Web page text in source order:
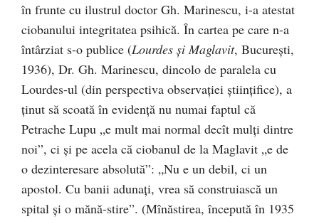
în frunte cu ilustrul doctor Gh. Marinescu, i-a atestat
ciobanului integritatea psihică. În cartea pe care n-a
întârziat s-o publice (Lourdes şi Maglavit, Bucureşti,
1936), Dr. Gh. Marinescu, dincolo de paralela cu
Lourdes-ul (din perspectiva observaţiei ştiinţifice), a
ţinut să scoată în evidenţă nu numai faptul că
Petrache Lupu „e mult mai normal decît mulţi dintre
noi”, ci şi pe acela că ciobanul de la Maglavit „e de
o dezinteresare absolută”: „Nu e un debil, ci un
apostol. Cu banii adunaţi, vrea să construiască un
spital şi o mănă-stire”. (Mînăstirea, începută în 1935